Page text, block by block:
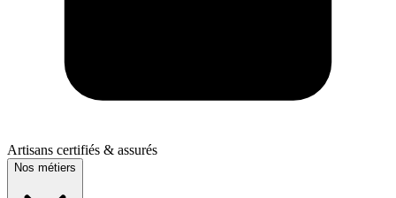
Artisans certifiés & assurés
Nos métiers